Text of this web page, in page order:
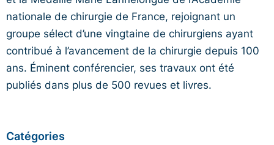
nationale de chirurgie de France, rejoignant un
groupe sélect d’une vingtaine de chirurgiens ayant
contribué à l’avancement de la chirurgie depuis 100
ans. Éminent conférencier, ses travaux ont été
publiés dans plus de 500 revues et livres.
Catégories